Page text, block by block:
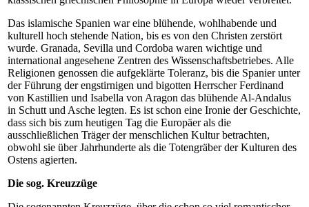
Das islamische Spanien war eine blühende, wohlhabende und
kulturell hoch stehende Nation, bis es von den Christen zerstört
wurde. Granada, Sevilla und Cordoba waren wichtige und
international angesehene Zentren des Wissenschaftsbetriebes. Alle
Religionen genossen die aufgeklärte Toleranz, bis die Spanier unter
der Führung der engstirnigen und bigotten Herrscher Ferdinand
von Kastillien und Isabella von Aragon das blühende Al-Andalus
in Schutt und Asche legten. Es ist schon eine Ironie der Geschichte,
dass sich bis zum heutigen Tag die Europäer als die
ausschließlichen Träger der menschlichen Kultur betrachten,
obwohl sie über Jahrhunderte als die Totengräber der Kulturen des
Ostens agierten.
Die sog. Kreuzzüge